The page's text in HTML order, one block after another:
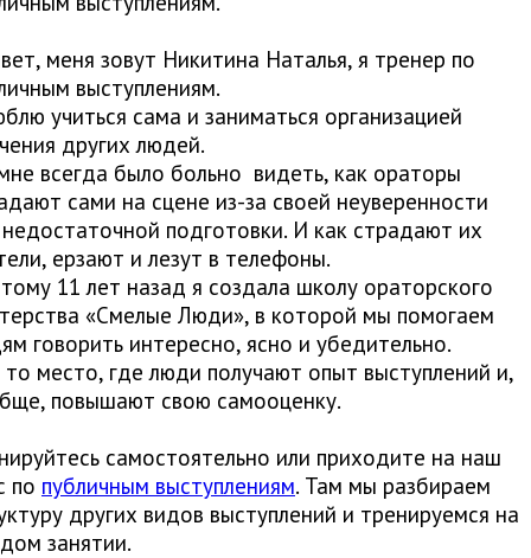
меня зовут Никитина Наталья, я тренер по
выступлениям.
учиться сама и заниматься организацией
других людей.​
всегда было больно ​ видеть, как ораторы
сами на сцене из-за своей неуверенности
подготовки. И как страдают их
ерзают и лезут в телефоны.​
11 лет назад я создала школу ораторского
«Смелые Люди», в которой мы помогаем
говорить интересно, ясно и убедительно.
место, где люди получают опыт выступлений и,
повышают свою самооценку.
самостоятельно или приходите на наш
по публичным выступлениям. Там мы разбираем
других видов выступлений и тренируемся на
занятии.